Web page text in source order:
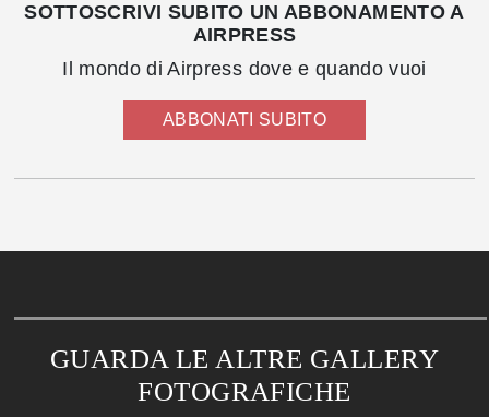
SOTTOSCRIVI SUBITO UN ABBONAMENTO A
AIRPRESS
Il mondo di Airpress dove e quando vuoi
ABBONATI SUBITO
GUARDA LE ALTRE GALLERY
FOTOGRAFICHE